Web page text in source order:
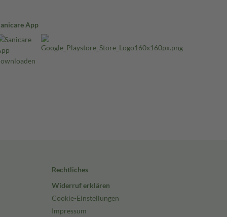
App
Rechtliches
Widerruf erklären
Cookie-Einstellungen
Impressum